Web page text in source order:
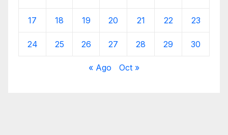
17 18 19 20 21 22 23
24 25 26 27 28 29 30
« Ago Oct »